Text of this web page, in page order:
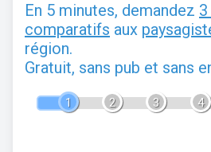
En 5 minutes, demandez
comparatifs aux
région.
Gratuit, sans pub et sans
1 2 3 4